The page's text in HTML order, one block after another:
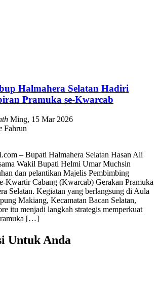
Halmahera Selatan Hadiri
Pramuka se-Kwarcab
Ming, 15 Mar 2026
Fahrun
– Bupati Halmahera Selatan Hasan Ali
Wakil Bupati Helmi Umar Muchsin
dan pelantikan Majelis Pembimbing
Kwartir Cabang (Kwarcab) Gerakan Pramuka
Selatan. Kegiatan yang berlangsung di Aula
Makiang, Kecamatan Bacan Selatan,
itu menjadi langkah strategis memperkuat
[…]
Untuk Anda